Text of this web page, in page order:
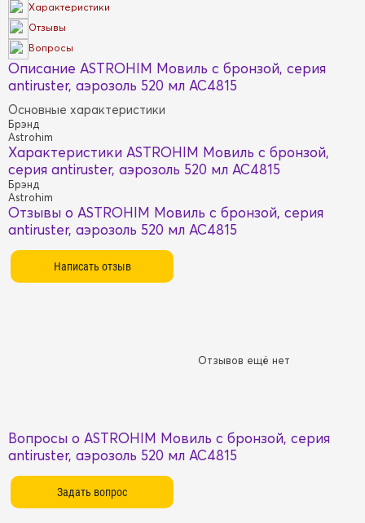
Характеристики
Отзывы
Вопросы
Описание ASTROHIM Мовиль с бронзой, серия
antiruster, аэрозоль 520 мл AC4815
Основные характеристики
Брэнд
Astrohim
Характеристики ASTROHIM Мовиль с бронзой,
серия antiruster, аэрозоль 520 мл AC4815
Брэнд
Astrohim
Отзывы о ASTROHIM Мовиль с бронзой, серия
antiruster, аэрозоль 520 мл AC4815
Отзывов ещё нет
Вопросы о ASTROHIM Мовиль с бронзой, серия
antiruster, аэрозоль 520 мл AC4815